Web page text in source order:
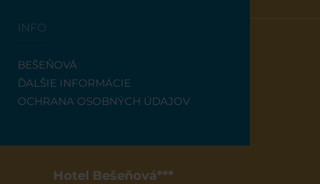
INFO
BEŠEŇOVÁ
ĎALŠIE INFORMÁCIE
OCHRANA OSOBNÝCH ÚDAJOV
Hotel Bešeňová***